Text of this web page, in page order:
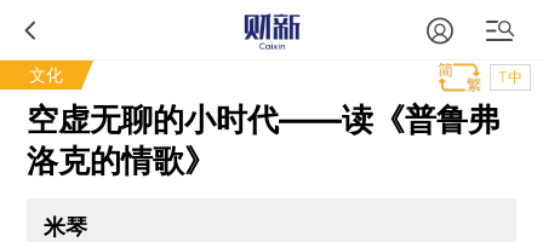
文化 T中
空虚无聊的小时代——读《普鲁弗
洛克的情歌》
米琴